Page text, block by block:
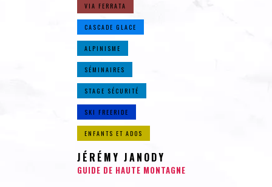
VIA FERRATA
CASCADE GLACE
ALPINISME
SÉMINAIRES
STAGE SÉCURITÉ
SKI FREERIDE
ENFANTS ET ADOS
JÉRÉMY JANODY
GUIDE DE HAUTE MONTAGNE